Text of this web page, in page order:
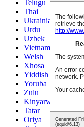
Telugu
Thai
Ukrainian
Urdu
Uzbek
Vietnamese
Welsh
Xhosa
Yiddish
Yoruba
Zulu
Kinyarwanda
Tatar
Oriya